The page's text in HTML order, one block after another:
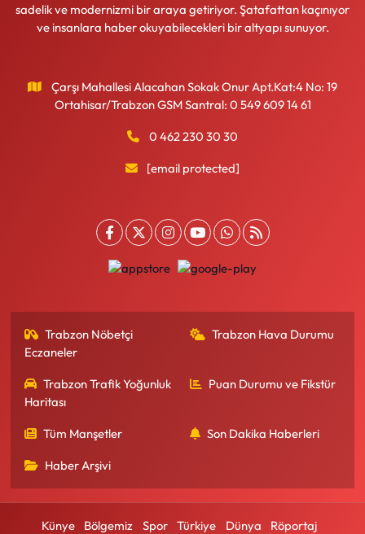
sadelik ve modernizmi bir araya getiriyor. Şatafattan kaçınıyor
ve insanlara haber okuyabilecekleri bir altyapı sunuyor.
Çarşı Mahallesi Alacahan Sokak Onur Apt.Kat:4 No: 19
Ortahisar/Trabzon GSM Santral: 0 549 609 14 61
0 462 230 30 30
[email protected]
Trabzon Nöbetçi
Eczaneler
Trabzon Hava Durumu
Trabzon Trafik Yoğunluk
Haritası
Puan Durumu ve Fikstür
Tüm Manşetler Son Dakika Haberleri
Haber Arşivi
Künye Bölgemiz Spor Türkiye Dünya Röportaj